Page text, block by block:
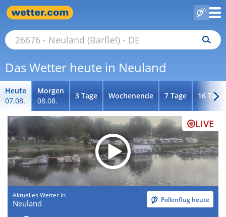
Das Wetter heute in Neuland
Heute
07.08.
Morgen
08.08.
3 Tage Wochenende 7 Tage 16 Tage
LIVE
Aktuelles Wetter in
Neuland Pollenflug heute